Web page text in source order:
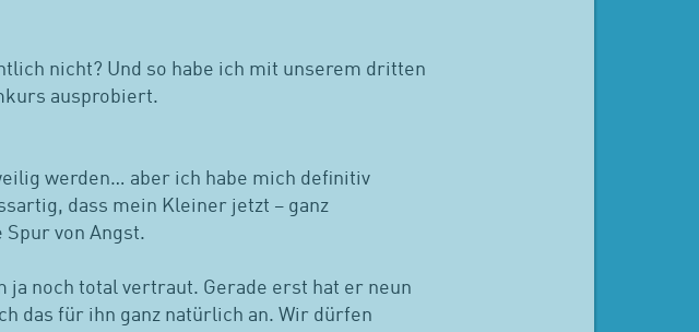
nicht? Und so habe ich mit unserem dritten
ausprobiert.
werden… aber ich habe mich definitiv
dass mein Kleiner jetzt – ganz
von Angst.
ja noch total vertraut. Gerade erst hat er neun
das für ihn ganz natürlich an. Wir dürfen